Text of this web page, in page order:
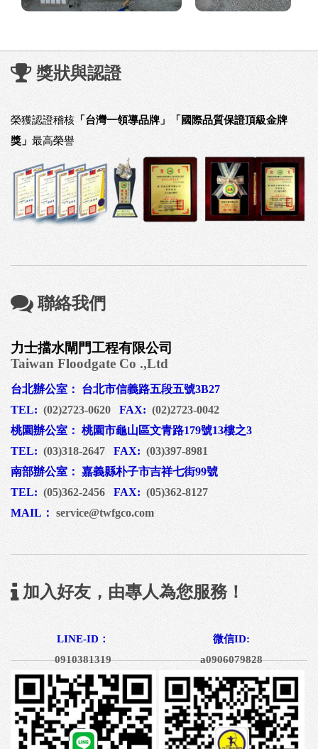
獎狀與認證
榮獲認證稽核 「台灣一領導品牌」「國際品質保證頂級金牌
獎」 最高榮譽
聯絡我們
力士擋水閘門工程有限公司
Taiwan Floodgate Co .,Ltd
台北辦公室： 台北市信義路五段五號3B27
TEL: (02)2723-0620 FAX: (02)2723-0042
桃園辦公室： 桃園市龜山區文青路179號13樓之3
TEL: (03)318-2647 FAX: (03)397-8981
南部辦公室： 嘉義縣朴子市吉祥七街99號
TEL: (05)362-2456 FAX: (05)362-8127
MAIL： service@twfgco.com
加入好友，由專人為您服務！
LINE-ID：
0910381319
微信ID:
a0906079828